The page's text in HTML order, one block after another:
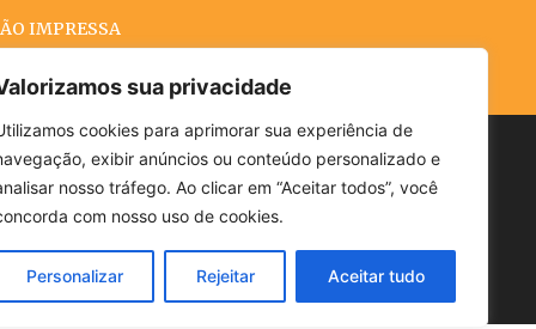
sua privacidade
cookies para aprimorar sua experiência de
exibir anúncios ou conteúdo personalizado e
nosso tráfego. Ao clicar em “Aceitar todos”, você
com nosso uso de cookies.
Personalizar Rejeitar Aceitar tudo
IMPRESSA
Buscar
POLÍTICA CLIMA ECONOMIA